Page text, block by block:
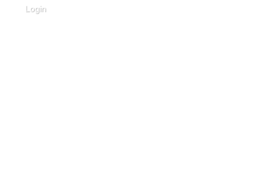
Login